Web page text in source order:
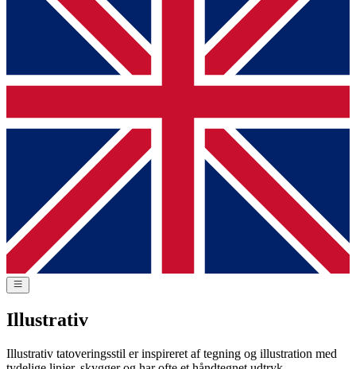
Illustrativ
Illustrativ tatoveringsstil er inspireret af tegning og illustration med